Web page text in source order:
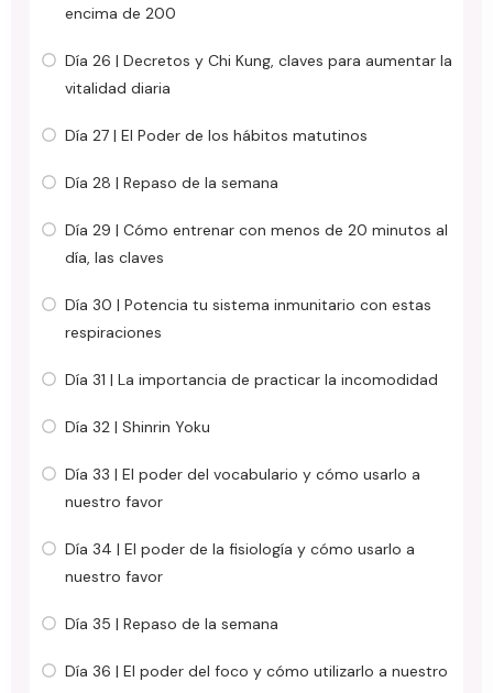
encima de 200
Día 26 | Decretos y Chi Kung, claves para aumentar la
vitalidad diaria
Día 27 | El Poder de los hábitos matutinos
Día 28 | Repaso de la semana
Día 29 | Cómo entrenar con menos de 20 minutos al
día, las claves
Día 30 | Potencia tu sistema inmunitario con estas
respiraciones
Día 31 | La importancia de practicar la incomodidad
Día 32 | Shinrin Yoku
Día 33 | El poder del vocabulario y cómo usarlo a
nuestro favor
Día 34 | El poder de la fisiología y cómo usarlo a
nuestro favor
Día 35 | Repaso de la semana
Día 36 | El poder del foco y cómo utilizarlo a nuestro